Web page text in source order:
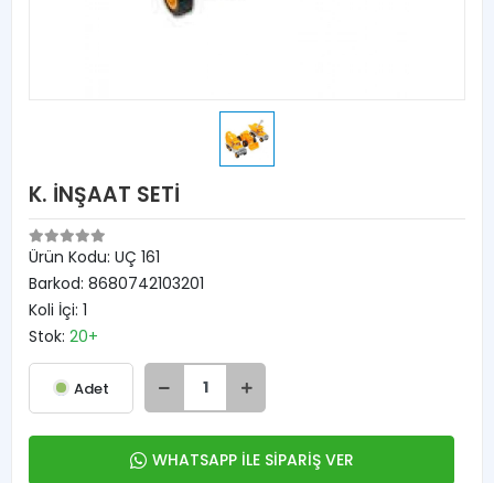
K. İNŞAAT SETİ
Ürün Kodu: UÇ 161
Barkod: 8680742103201
Koli İçi: 1
Stok: 20+
Adet
WHATSAPP İLE SİPARİŞ VER